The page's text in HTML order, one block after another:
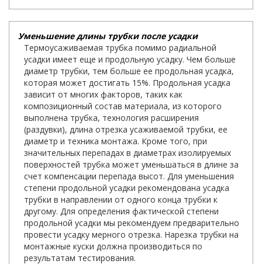
Уменьшение длины трубки после усадки
Термоусаживаемая трубка помимо радиальной
усадки имеет еще и продольную усадку. Чем больше
диаметр трубки, тем больше ее продольная усадка,
которая может достигать 15%. Продольная усадка
зависит от многих факторов, таких как
композиционный состав материала, из которого
выполнена трубка, технология расширения
(раздувки), длина отрезка усаживаемой трубки, ее
диаметр и техника монтажа. Кроме того, при
значительных перепадах в диаметрах изолируемых
поверхностей трубка может уменьшаться в длине за
счет компенсации перепада высот. Для уменьшения
степени продольной усадки рекомендована усадка
трубки в направлении от одного конца трубки к
другому. Для определения фактической степени
продольной усадки мы рекомендуем предварительно
провести усадку мерного отрезка. Нарезка трубки на
монтажные куски должна производиться по
результатам тестирования.